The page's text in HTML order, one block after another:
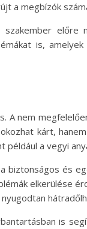
a megbízók
előre
is,
A nem
kárt,
a vegyi
biztonságos és
elkerülése
is